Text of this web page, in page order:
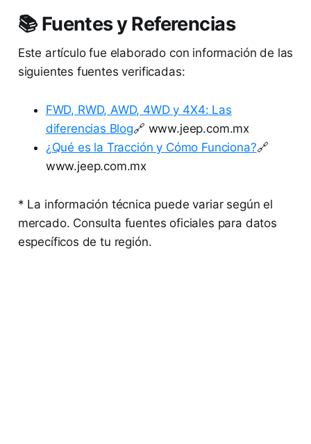
📚 Fuentes y Referencias
Este artículo fue elaborado con información de las
siguientes fuentes verificadas:
FWD, RWD, AWD, 4WD y 4X4: Las
diferencias Blog🔗 www.jeep.com.mx
¿Qué es la Tracción y Cómo Funciona?🔗
www.jeep.com.mx
* La información técnica puede variar según el
mercado. Consulta fuentes oficiales para datos
específicos de tu región.